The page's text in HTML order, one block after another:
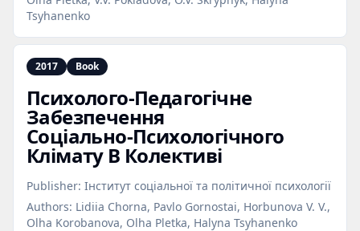
Tsyhanenko
2017 Book
Психолого‑Педагогічне
Забезпечення
Соціально‑Психологічного
Клімату В Колективі
Publisher: Інститут соціальної та політичної психології
Authors: Lidiia Chorna, Pavlo Gornostai, Horbunova V. V.,
Olha Korobanova, Olha Pletka, Halyna Tsyhanenko